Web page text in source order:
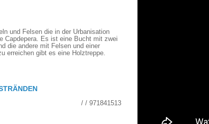
und Felsen die in der Urbanisation
Capdepera. Es ist eine Bucht mit zwei
die andere mit Felsen und einer
erreichen gibt es eine Holztreppe.
/ / 971841513